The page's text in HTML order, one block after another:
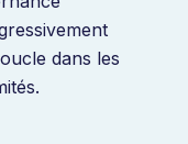
dans les